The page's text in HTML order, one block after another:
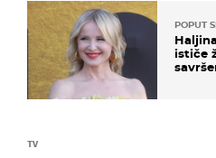
TV
POPUT
ističe